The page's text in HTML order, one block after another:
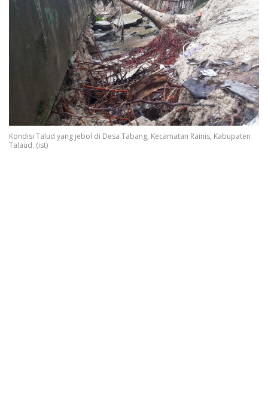
Kondisi Talud yang jebol di Desa Tabang, Kecamatan Rainis, Kabupaten
Talaud. (ist)